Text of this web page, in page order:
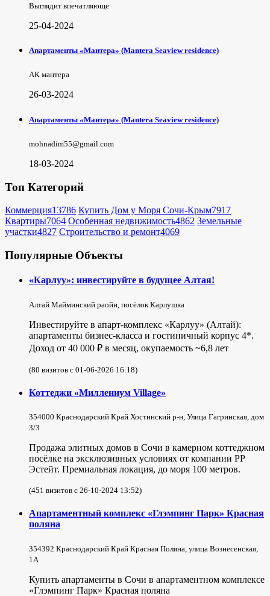
Выглядит впечатляюще
25-04-2024
Апартаменты «Мантера» (Mantera Seaview rеsidence)
АК мантера
26-03-2024
Апартаменты «Мантера» (Mantera Seaview rеsidence)
mohnadim55@gmail.com
18-03-2024
Топ Категорий
Коммерция13786 Купить Дом у Моря Сочи-Крым7917
Квартиры7064 Особенная недвижимость4862 Земельные
участки4827 Строительство и ремонт4069
Популярные Объекты
«Карлуу»: инвестируйте в будущее Алтая!
Алтай Майминский раойн, посёлок Карлушка
Инвестируйте в апарт-комплекс «Карлуу» (Алтай):
апартаменты бизнес-класса и гостиничный корпус 4*.
Доход от 40 000 ₽ в месяц, окупаемость ~6,8 лет
(80 визитов с 01-06-2026 16:18)
Коттеджи «Миллениум Village»
354000 Краснодарский Край Хостинский р-н, Улица Гагринская, дом
3/3
Продажа элитных домов в Сочи в камерном коттеджном
посёлке на эксклюзивных условиях от компании РР
Эстейт. Премиальная локация, до моря 100 метров.
(451 визитов с 26-10-2024 13:52)
Апартаментный комплекс «Глэмпинг Парк» Красная
поляна
354392 Краснодарский Край Красная Поляна, улица Вознесенская,
1А
Купить апартаменты в Сочи в апартаментном комплексе
«Глэмпинг Парк» Красная поляна